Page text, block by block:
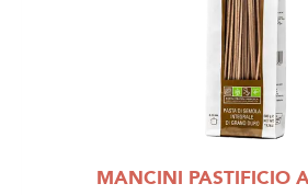
MANCINI PASTIFICIO